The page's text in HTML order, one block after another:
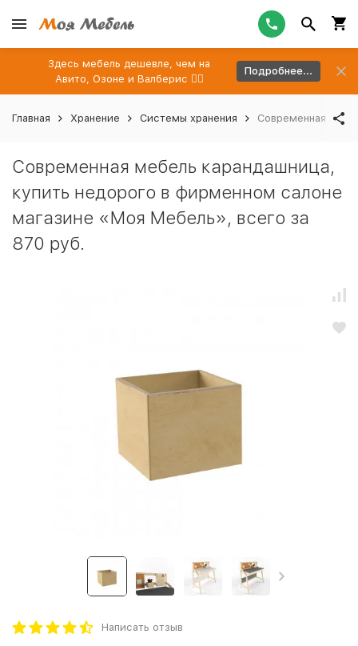
Здесь мебель дешевле, чем на
Авито, Озоне и Валберис 👉🏻
Подробнее...
Главная Хранение Системы хранения Современная
Современная мебель карандашница,
купить недорого в фирменном салоне
магазине «Моя Мебель», всего за
870 руб.
Написать отзыв